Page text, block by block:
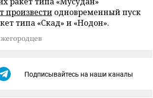
произвести одновременный пуск
типа «Скад» и «Нодон».
Подписывайтесь на наши каналы